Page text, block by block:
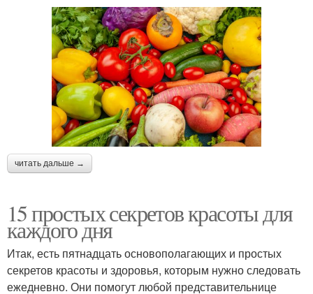
читать дальше →
15 простых секретов красоты для
каждого дня
Итак, есть пятнадцать основополагающих и простых
секретов красоты и здоровья, которым нужно следовать
ежедневно. Они помогут любой представительнице